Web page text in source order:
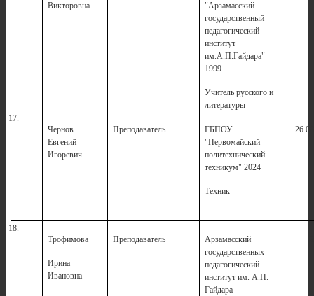
Викторовна
"Арзамасский
государственный
педагогический
институт
им.А.П.Гайдара"
1999
Учитель русского и
литературы
17.
Чернов
Евгений
Игоревич
Преподаватель
ГБПОУ
"Первомайский
политехнический
техникум" 2024
Техник
18.
Трофимова
Ирина
Ивановна
Преподаватель
Арзамасский
государственных
педагогический
институт им. А.П.
Гайдара